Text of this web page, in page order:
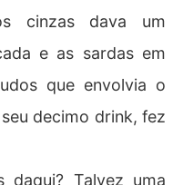
cinzas dava um
e as sardas em
que envolvia o
decimo drink, fez
Talvez uma